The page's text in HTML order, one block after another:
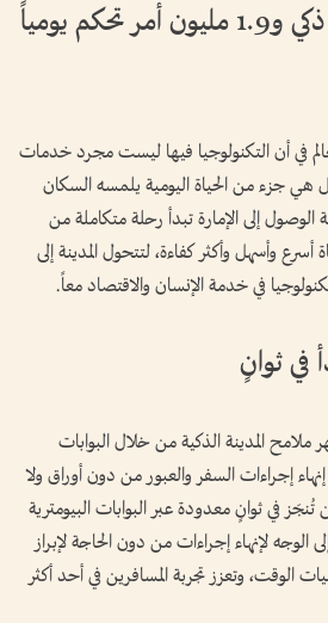
110 آلاف مستشعر ذكي و1.9 مليون أمر تحكم يومياً
في أن التكنولوجيا فيها ليست مجرد خدمات
هي جزء من الحياة اليومية يلمسه السكان
إلى الإمارة تبدأ رحلة متكاملة من
أسرع وأسهل وأكثر كفاءة، لتتحول المدينة إلى
في خدمة الإنسان والاقتصاد معاً.
في ثوانٍ
المدينة الذكية من خلال البوابات
إنهاء إجراءات السفر والعبور من دون أوراق ولا
في ثوانٍ معدودة عبر البوابات البيومترية
الوجه لإنهاء إجراءات من دون الحاجة لإبراز
الوقت، وتعزز تجربة المسافرين في أحد أكثر